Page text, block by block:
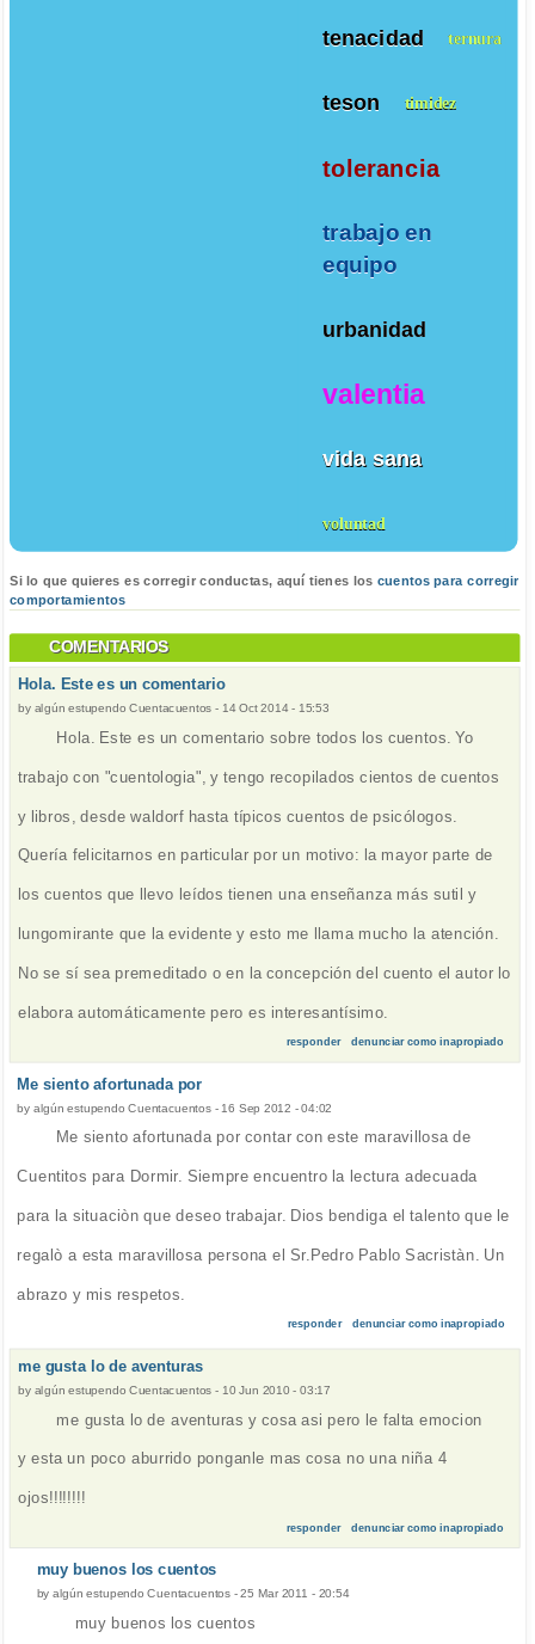
tenacidad ternura
teson timidez
tolerancia
trabajo en
equipo
urbanidad
valentia
vida sana
voluntad
Si lo que quieres es corregir conductas, aquí tienes los cuentos para corregir
comportamientos
COMENTARIOS
Hola. Este es un comentario
by algún estupendo Cuentacuentos - 14 Oct 2014 - 15:53
Hola. Este es un comentario sobre todos los cuentos. Yo
trabajo con "cuentologia", y tengo recopilados cientos de cuentos
y libros, desde waldorf hasta típicos cuentos de psicólogos.
Quería felicitarnos en particular por un motivo: la mayor parte de
los cuentos que llevo leídos tienen una enseñanza más sutil y
lungomirante que la evidente y esto me llama mucho la atención.
No se sí sea premeditado o en la concepción del cuento el autor lo
elabora automáticamente pero es interesantísimo.
responder denunciar como inapropiado
Me siento afortunada por
by algún estupendo Cuentacuentos- 16 Sep 2012 - 04:02
Me siento afortunada por contar con este maravillosa de
Cuentitos para Dormir. Siempre encuentro la lectura adecuada
para la situaciòn que deseo trabajar. Dios bendiga el talento que le
regalò a esta maravillosa persona el Sr.Pedro Pablo Sacristàn. Un
abrazo y mis respetos.
responder denunciar como inapropiado
me gusta lo de aventuras
by algún estupendo Cuentacuentos - 10 Jun 2010 - 03:17
me gusta lo de aventuras y cosa asi pero le falta emocion
y esta un poco aburrido ponganle mas cosa no una niña 4
ojos!!!!!!!!
responder denunciar como inapropiado
muy buenos los cuentos
byalgún estupendo Cuentacuentos -25 Mar 2011 - 20:54
muy buenos los cuentos